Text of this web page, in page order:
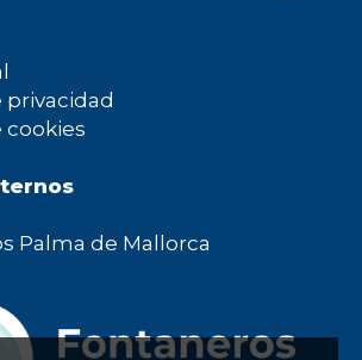
privacidad
cookies
Palma de Mallorca